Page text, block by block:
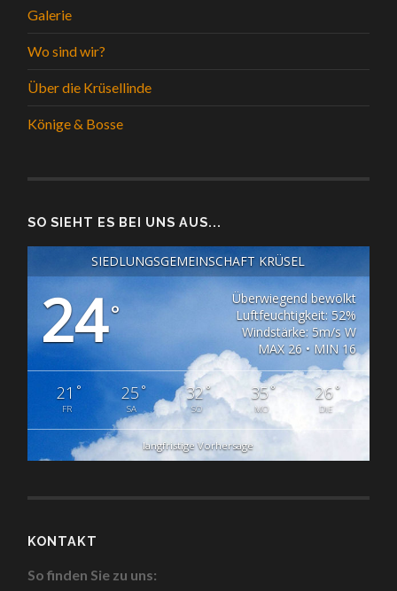
Galerie
Wo sind wir?
Über die Krüsellinde
Könige & Bosse
SO SIEHT ES BEI UNS AUS...
SIEDLUNGSGEMEINSCHAFT KRÜSEL
24°
Überwiegend bewölkt
Luftfeuchtigkeit: 52%
Windstärke: 5m/s W
MAX 26 • MIN 16
21 °
FR
25°
SA
32°
SO
35°
MO
26°
DIE
langfristige Vorhersage
KONTAKT
So finden Sie zu uns: